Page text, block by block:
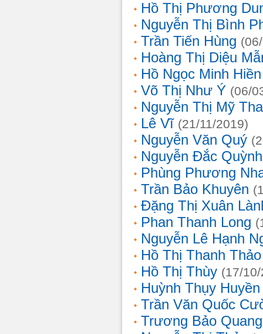
Hồ Thị Phương
Nguyễn Thị Bình
Trần Tiến Hùng
Hoàng Thị Diệu
Hồ Ngọc Minh Hiền
Võ Thị Như Ý (06/
Nguyễn Thị Mỹ
Lê Vĩ (21/11/2019)
Nguyễn Văn Quý
Nguyễn Đắc
Phùng Phương
Trần Bảo Khuyên
Đặng Thị Xuân
Phan Thanh Long
Nguyễn Lê Hạnh
Hồ Thị Thanh Thảo
Hồ Thị Thùy (17/
Huỳnh Thụy
Trần Văn Quốc
Trương Bảo